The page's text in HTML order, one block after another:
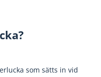
som sätts in vid